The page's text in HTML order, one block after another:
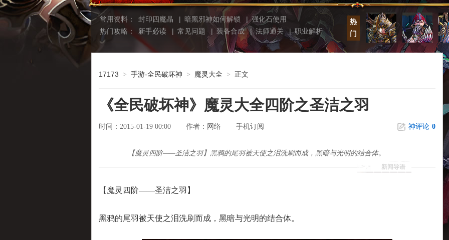
常用资料： 封印四魔晶 | 暗黑邪神如何解锁 |强化石使用
热门攻略：
新手必读 | 常见问题 | 装备合成 |法师通关 |职业解析
热
门
17173 > 手游-全民破坏神 > 魔灵大全 > 正文
《全民破坏神》魔灵大全四阶之圣洁之羽
时间：2015-01-19 00:00 作者： 网络 手机订阅 神评论 0
新闻导语
【魔灵四阶——圣洁之羽】黑鸦的尾羽被天使之泪洗刷而成，黑暗与光明的结合体。
【魔灵四阶——圣洁之羽】
黑鸦的尾羽被天使之泪洗刷而成，黑暗与光明的结合体。